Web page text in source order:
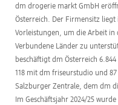
dm drogerie markt GmbH
Österreich. Der Firmensitz
Vorleistungen, um die Arbeit in
Verbundene Länder zu
beschäftigt dm Österreich
118 mit dm friseurstudio und
Salzburger Zentrale, dem dm
Im Geschäftsjahr 2024/25